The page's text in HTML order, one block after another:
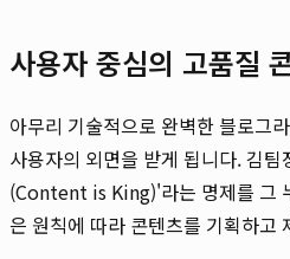
사용자 중심의 고품질
아무리 기술적으로 완벽한 블로그
사용자의 외면을 받게 됩니다. 김
(Content is King)'라는 명제를 그
은 원칙에 따라 콘텐츠를 기획하고